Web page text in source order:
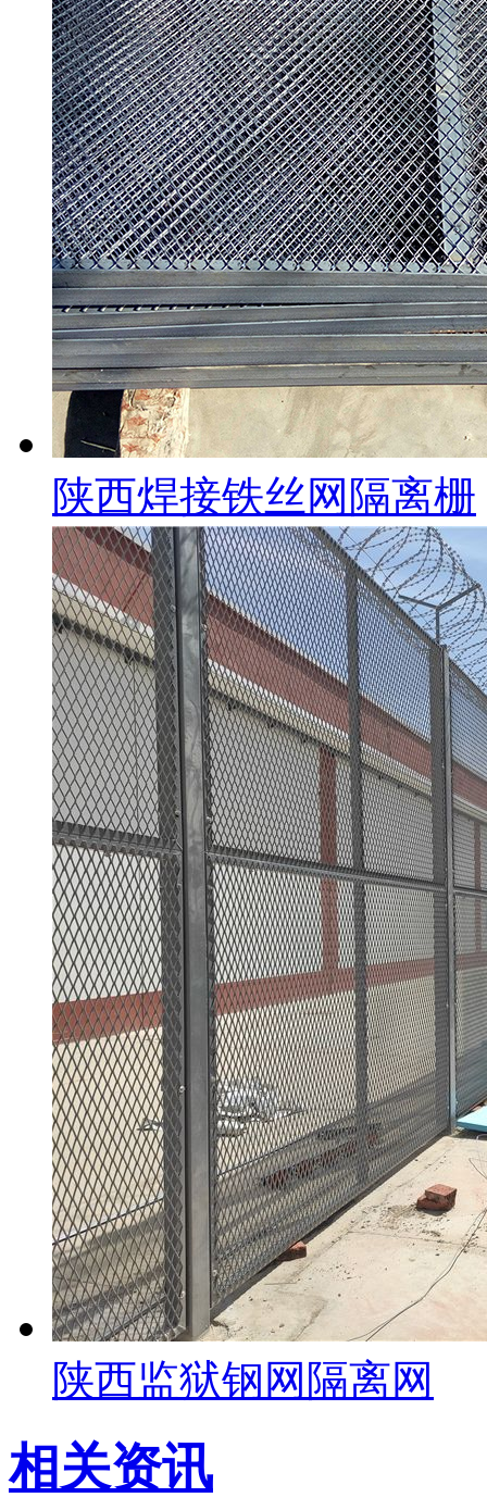
陕西焊接铁丝网隔离栅
陕西监狱钢网隔离网
相关资讯